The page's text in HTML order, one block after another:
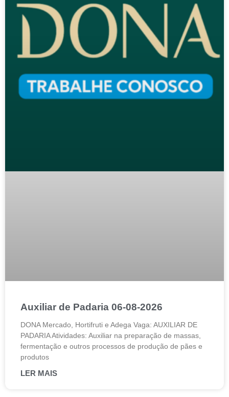
Auxiliar de Padaria 06-08-2026
DONA Mercado, Hortifruti e Adega Vaga: AUXILIAR DE
PADARIA Atividades: Auxiliar na preparação de massas,
fermentação e outros processos de produção de pães e
produtos
LER MAIS